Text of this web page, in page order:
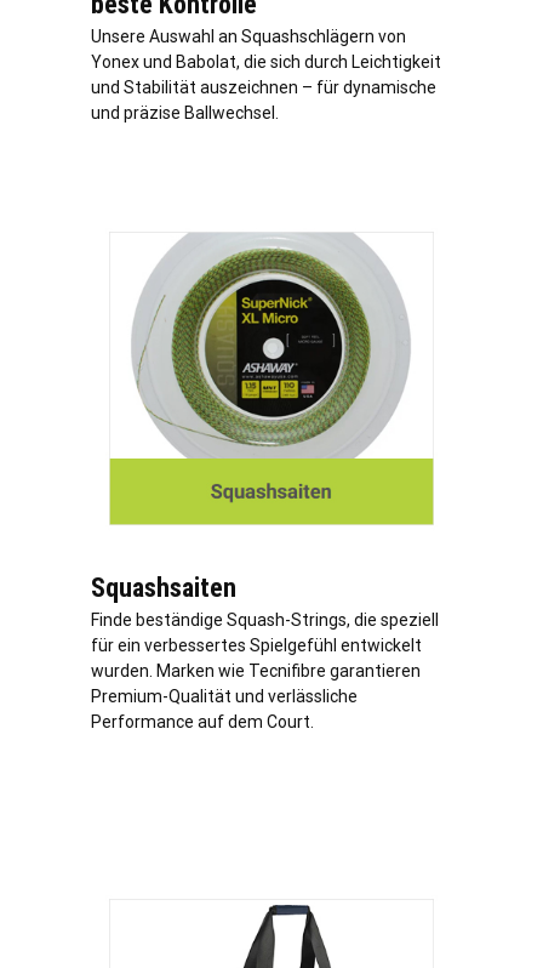
Unsere Auswahl an Squashschlägern von
Yonex und Babolat, die sich durch Leichtigkeit
und Stabilität auszeichnen – für dynamische
und präzise Ballwechsel.
Squashsaiten
Finde beständige Squash-Strings, die speziell
für ein verbessertes Spielgefühl entwickelt
wurden. Marken wie Tecnifibre garantieren
Premium-Qualität und verlässliche
Performance auf dem Court.